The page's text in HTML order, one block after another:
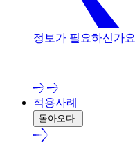
정보가 필요하신가요
적용사례
돌아오다